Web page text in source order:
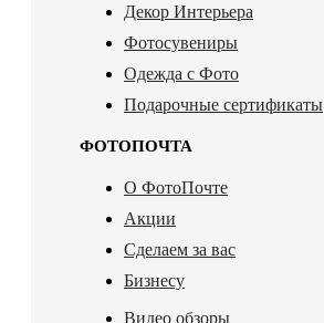
Декор Интерьера
Фотосувениры
Одежда с Фото
Подарочные сертификаты
ФОТОПОЧТА
О ФотоПочте
Акции
Сделаем за вас
Бизнесу
Видео обзоры